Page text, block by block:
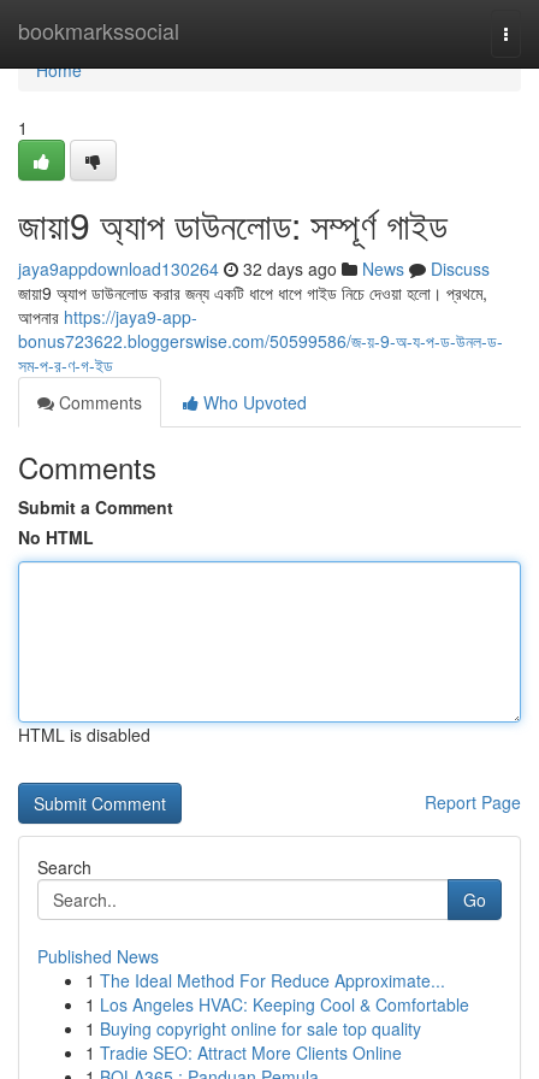
bookmarkssocial
Home
Home
1
জায়া9 অ্যাপ ডাউনলোড: সম্পূর্ণ গাইড
jaya9appdownload130264 32 days ago News
Discuss
জায়া9 অ্যাপ ডাউনলোড করার জন্য একটি ধাপে ধাপে গাইড নিচে দেওয়া হলো। প্রথমে,
আপনার https://jaya9-app-
bonus723622.bloggerswise.com/50599586/জ-য়-9-অ-য-প-ড-উনল-ড-
সম-প-র-ণ-গ-ইড
Comments
Who Upvoted
Comments
Submit a Comment
No HTML
HTML is disabled
Report Page
Search
Go
Published News
1 The Ideal Method For Reduce Approximate...
1 Los Angeles HVAC: Keeping Cool & Comfortable
1 Buying copyright online for sale top quality
1 Tradie SEO: Attract More Clients Online